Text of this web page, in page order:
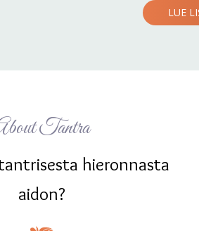
LUE
Tantra
hieronnasta
aidon?